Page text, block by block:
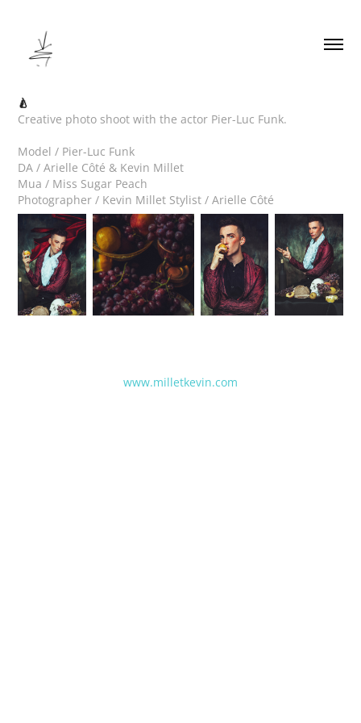
🍐
Creative photo shoot with the actor Pier-Luc Funk.
Model / Pier-Luc Funk
DA / Arielle Côté & Kevin Millet
Mua / Miss Sugar Peach
Photographer / Kevin Millet Stylist / Arielle Côté
www.milletkevin.com